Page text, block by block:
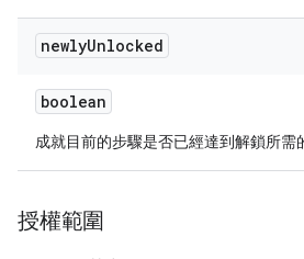
newlyUnlocked
boolean
成就目前的步驟是否已經達到解鎖所需
授權範圍